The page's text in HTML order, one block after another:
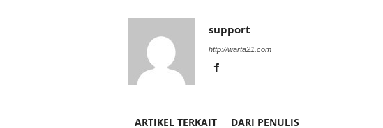
support
http://warta21.com
ARTIKEL TERKAIT DARI PENULIS